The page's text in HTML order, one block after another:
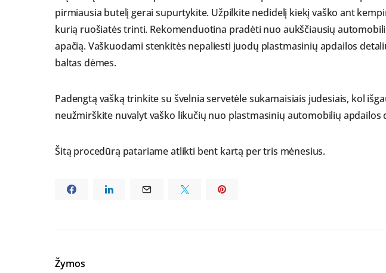
pirmiausia butelį gerai supurtykite. Užpilkite nedidelį kiekį vaško ant
kurią ruošiatės trinti. Rekomenduotina pradėti nuo aukščiausių
apačią. Vaškuodami stenkitės nepaliesti juodų plastmasinių apdailos
baltas dėmes.
Padengtą vašką trinkite su švelnia servetėle sukamaisiais judesiais, kol
neužmirškite nuvalyt vaško likučių nuo plastmasinių automobilių apdailos
Šitą procedūrą patariame atlikti bent kartą per tris mėnesius.
Žymos